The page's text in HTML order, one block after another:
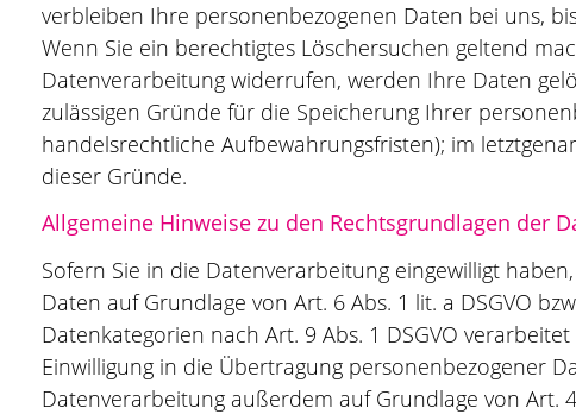
verbleiben Ihre personenbezogenen Daten bei uns,
Wenn Sie ein berechtigtes Löschersuchen geltend
Datenverarbeitung widerrufen, werden Ihre Daten
zulässigen Gründe für die Speicherung Ihrer
handelsrechtliche Aufbewahrungsfristen); im
dieser Gründe.
Allgemeine Hinweise zu den Rechtsgrundlagen der
Sofern Sie in die Datenverarbeitung eingewilligt
Daten auf Grundlage von Art. 6 Abs. 1 lit. a DSGVO
Datenkategorien nach Art. 9 Abs. 1 DSGVO
Einwilligung in die Übertragung personenbezogener
Datenverarbeitung außerdem auf Grundlage von Art.